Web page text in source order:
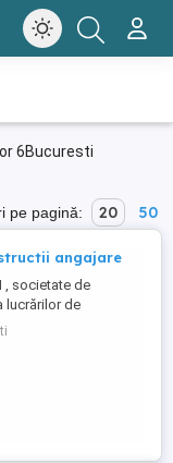
6Bucuresti
pe pagină: 20 50
angajare
, societate de
lucrărilor de
civile și industriale,
, calificați ,
unei echipe
.